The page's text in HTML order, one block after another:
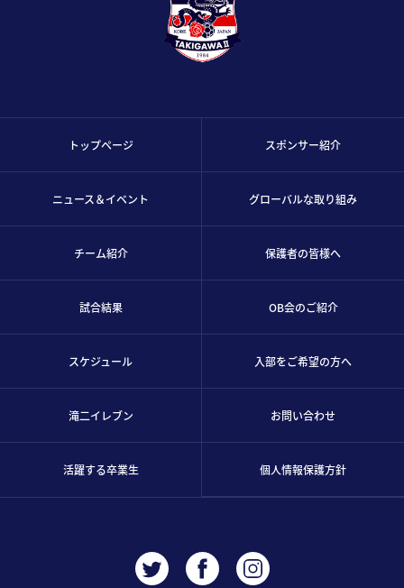
トップページ
ニュース＆イベント
チーム紹介
試合結果
スケジュール
滝二イレブン
活躍する卒業生
スポンサー紹介
グローバルな取り組み
保護者の皆様へ
OB会のご紹介
入部をご希望の方へ
お問い合わせ
個人情報保護方針